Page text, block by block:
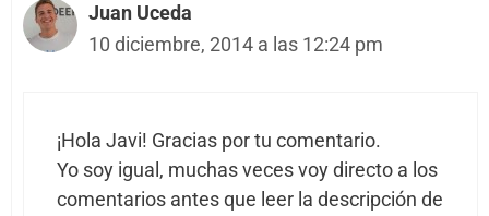
Juan Uceda
10 diciembre, 2014 a las 12:24 pm
¡Hola Javi! Gracias por tu comentario.
Yo soy igual, muchas veces voy directo a los
comentarios antes que leer la descripción de